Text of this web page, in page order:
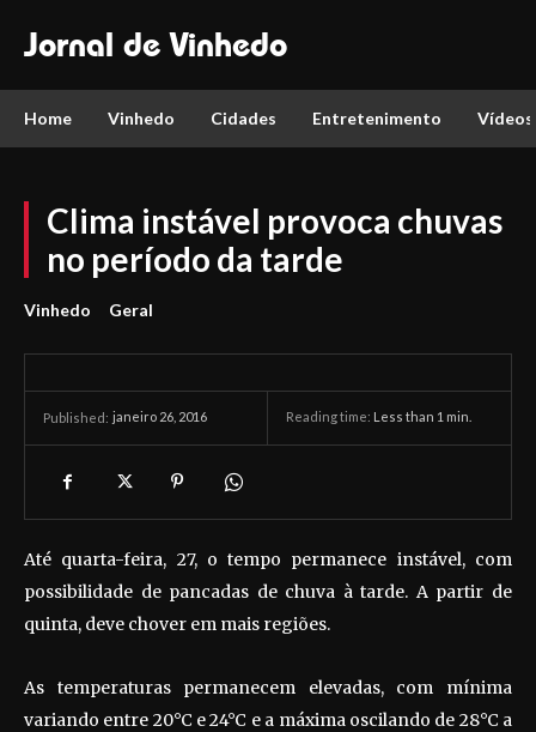
Jornal de Vinhedo
Home Vinhedo Cidades Entretenimento Vídeos
Clima instável provoca chuvas
no período da tarde
Vinhedo Geral
Published: janeiro 26, 2016 Reading time: Less than 1 min.
Até quarta-feira, 27, o tempo permanece instável, com
possibilidade de pancadas de chuva à tarde. A partir de
quinta, deve chover em mais regiões.
As temperaturas permanecem elevadas, com mínima
variando entre 20°C e 24°C e a máxima oscilando de 28°C a